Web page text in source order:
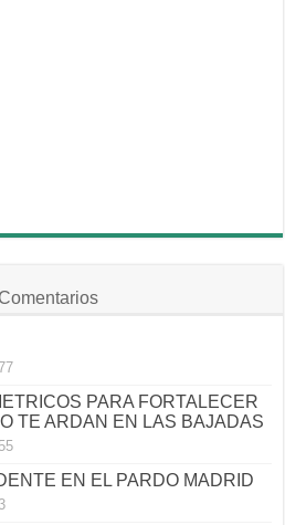
Comentarios
PARA FORTALECER
TE ARDAN EN LAS BAJADAS
EN EL PARDO MADRID